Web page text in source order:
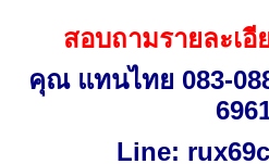
สอบถามรายละเอี
คุณ แทนไทย 083-
Line: